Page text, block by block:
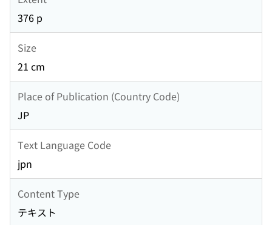
376 p
Size
21 cm
Place of Publication (Country Code)
JP
Text Language Code
jpn
Content Type
テキスト